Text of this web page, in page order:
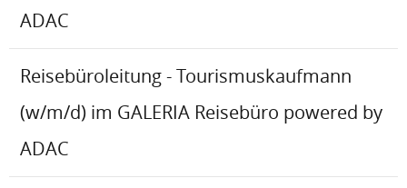
ADAC
Reisebüroleitung - Tourismuskaufmann
(w/m/d) im GALERIA Reisebüro powered by
ADAC